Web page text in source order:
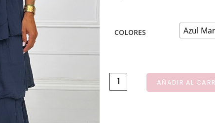
COLORES Azul
AÑADIR AL